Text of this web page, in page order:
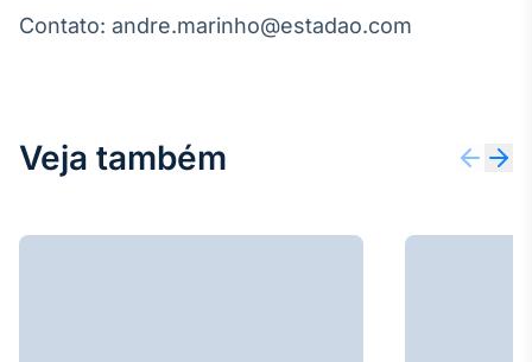
Tokenização
Contato: andre.marinho@estadao.com
Veja também